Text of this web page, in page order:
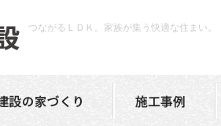
つながるＬＤＫ。家族が集う快適な住まい。